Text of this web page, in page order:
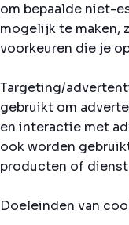
om bepaalde niet-
mogelijk te maken,
voorkeuren die je
Targeting/
gebruikt om
en interactie met
ook worden
producten of
Doeleinden van